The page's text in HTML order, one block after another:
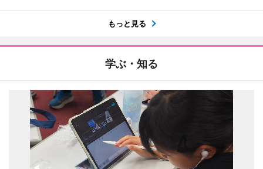
もっと見る
学ぶ・知る